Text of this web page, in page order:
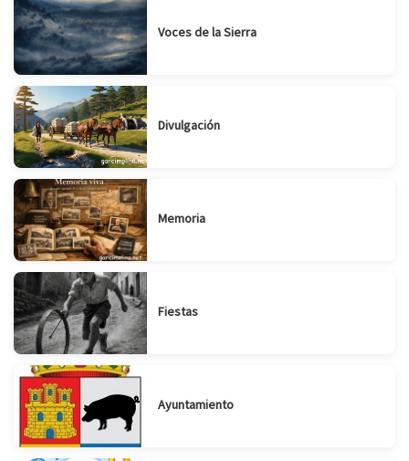
Voces de la Sierra
Divulgación
Memoria
Fiestas
Ayuntamiento